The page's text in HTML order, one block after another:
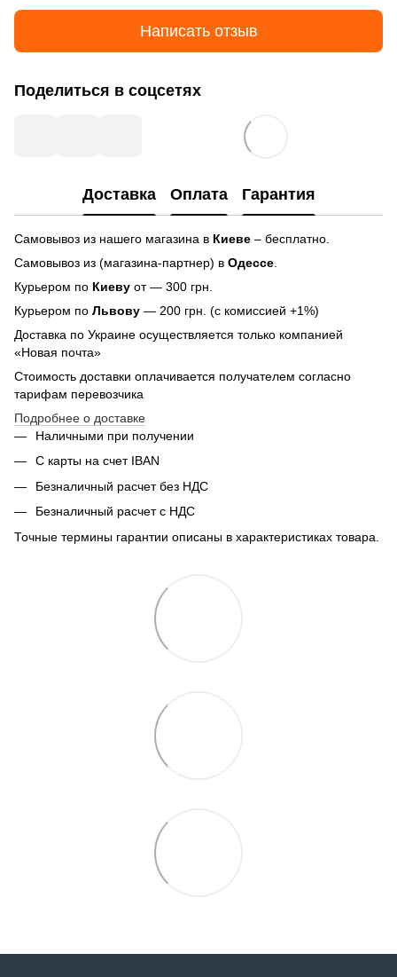
Написать отзыв
Поделиться в соцсетях
Доставка Оплата Гарантия
Самовывоз из нашего магазина в Киеве – бесплатно.
Самовывоз из (магазина-партнер) в Одессе
Курьером по Киеву от — 300 грн.
Курьером по Львову — 200 грн. (с комиссией +1%)
Доставка по Украине осуществляется только компанией
«Новая почта»
Стоимость доставки оплачивается получателем согласно
тарифам перевозчика
Подробнее о доставке
Наличными при получении
С карты на счет IBAN
Безналичный расчет без НДС
Безналичный расчет с НДС
Точные термины гарантии описаны в характеристиках товара.